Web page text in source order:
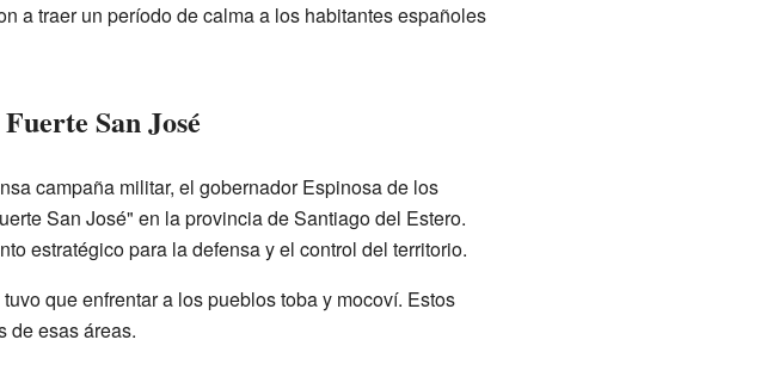
a traer un período de calma a los habitantes españoles
San José
campaña militar, el gobernador Espinosa de los
San José" en la provincia de Santiago del Estero.
estratégico para la defensa y el control del territorio.
que enfrentar a los pueblos toba y mocoví. Estos
de esas áreas.